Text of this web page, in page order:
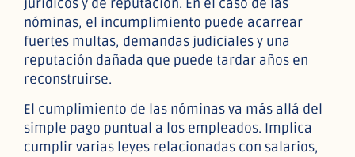
jurídicos y de reputación. En el caso de las
nóminas, el incumplimiento puede acarrear
fuertes multas, demandas judiciales y una
reputación dañada que puede tardar años en
reconstruirse.
El cumplimiento de las nóminas va más allá del
simple pago puntual a los empleados. Implica
cumplir varias leyes relacionadas con salarios,